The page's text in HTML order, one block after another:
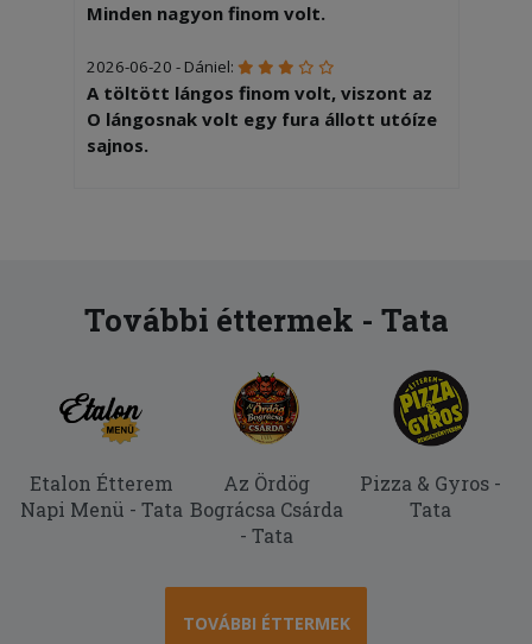
Minden nagyon finom volt.
2026-06-20 - Dániel:
A töltött lángos finom volt, viszont az
O lángosnak volt egy fura állott utóíze
sajnos.
A görög pizzán voltak nyersebb csirkés
falatok, jó lett volna ha jobban átsütik.
Nagyon finom minden, csak egy feltét
le maradt a pizzáról
2026-03-18 - Emília:
5 mint mindíg
További éttermek - Tata
Etalon Étterem
Napi Menü - Tata
Az Ördög
Bográcsa Csárda
- Tata
Pizza & Gyros -
Tata
TOVÁBBI ÉTTERMEK